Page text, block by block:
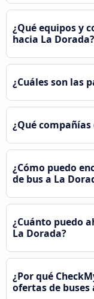
¿Qué equipos y
hacia La Dorada?
¿Cuáles son las
¿Qué
¿Cómo puedo
de bus a La
¿Cuánto puedo
La Dorada?
¿Por qué
ofertas de buses